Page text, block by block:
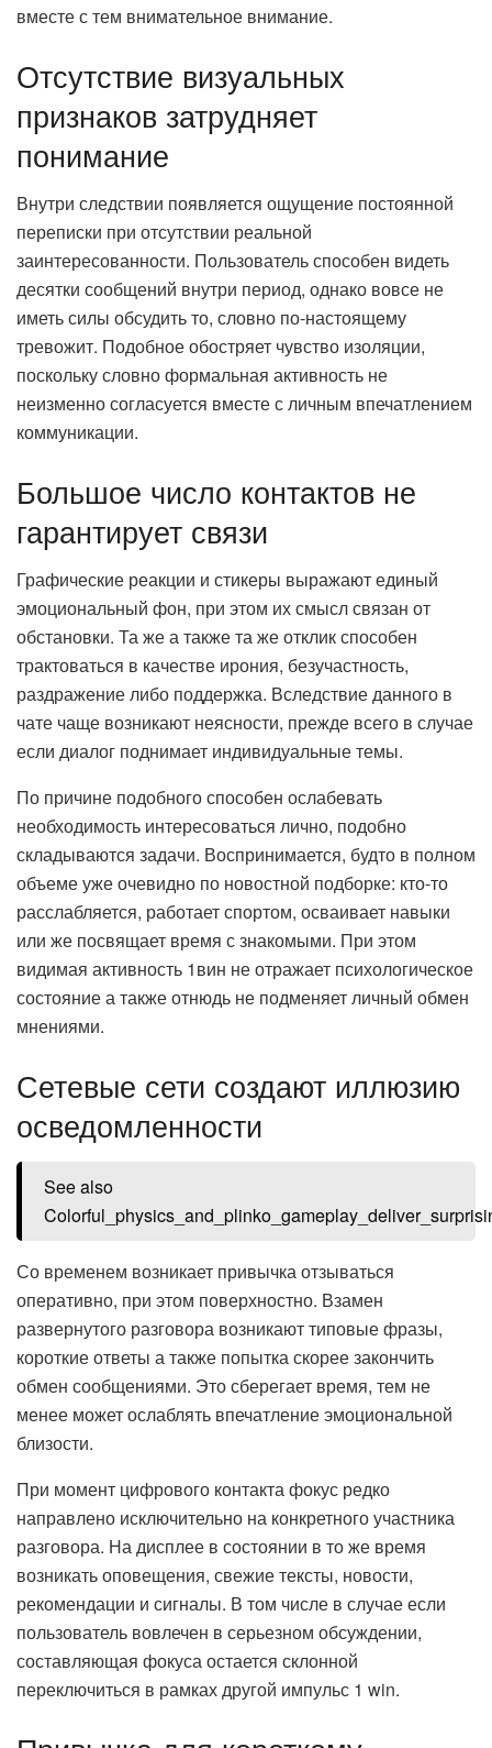
вместе с тем внимательное внимание.
Отсутствие визуальных
признаков затрудняет
понимание
Внутри следствии появляется ощущение постоянной
переписки при отсутствии реальной
заинтересованности. Пользователь способен видеть
десятки сообщений внутри период, однако вовсе не
иметь силы обсудить то, словно по-настоящему
тревожит. Подобное обостряет чувство изоляции,
поскольку словно формальная активность не
неизменно согласуется вместе с личным впечатлением
коммуникации.
Большое число контактов не
гарантирует связи
Графические реакции и стикеры выражают единый
эмоциональный фон, при этом их смысл связан от
обстановки. Та же а также та же отклик способен
трактоваться в качестве ирония, безучастность,
раздражение либо поддержка. Вследствие данного в
чате чаще возникают неясности, прежде всего в случае
если диалог поднимает индивидуальные темы.
По причине подобного способен ослабевать
необходимость интересоваться лично, подобно
складываются задачи. Воспринимается, будто в полном
объеме уже очевидно по новостной подборке: кто-то
расслабляется, работает спортом, осваивает навыки
или же посвящает время с знакомыми. При этом
видимая активность 1вин не отражает психологическое
состояние а также отнюдь не подменяет личный обмен
мнениями.
Сетевые сети создают иллюзию
осведомленности
See also
Со временем возникает привычка отзываться
оперативно, при этом поверхностно. Взамен
развернутого разговора возникают типовые фразы,
короткие ответы а также попытка скорее закончить
обмен сообщениями. Это сберегает время, тем не
менее может ослаблять впечатление эмоциональной
близости.
При момент цифрового контакта фокус редко
направлено исключительно на конкретного участника
разговора. На дисплее в состоянии в то же время
возникать оповещения, свежие тексты, новости,
рекомендации и сигналы. В том числе в случае если
пользователь вовлечен в серьезном обсуждении,
составляющая фокуса остается склонной
переключиться в рамках другой импульс 1 win.